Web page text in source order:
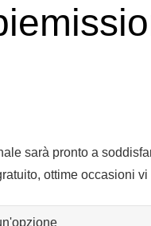
sarà pronto a
ottime occasioni vi